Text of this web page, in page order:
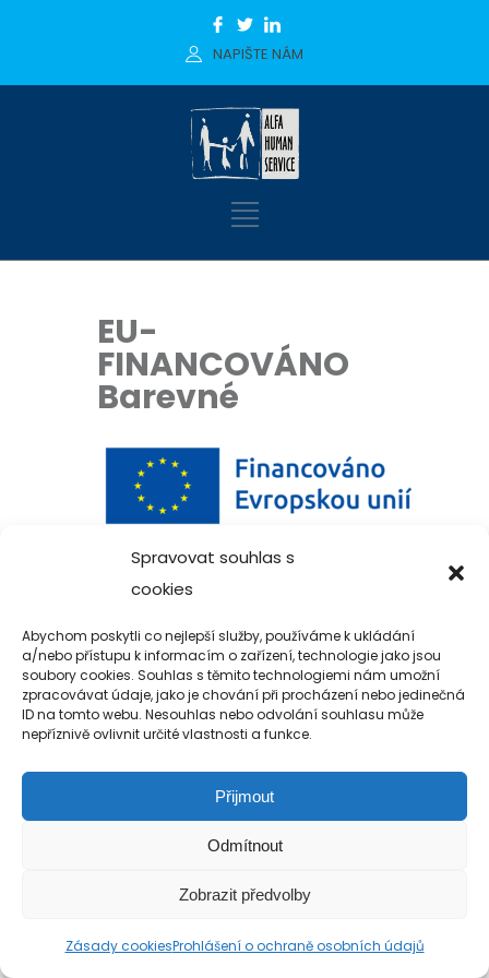
Spravovat souhlas s
cookies
Abychom poskytli co nejlepší služby, používáme k ukládání
a/nebo přístupu k informacím o zařízení, technologie jako jsou
soubory cookies. Souhlas s těmito technologiemi nám umožní
zpracovávat údaje, jako je chování při procházení nebo jedinečná
ID na tomto webu. Nesouhlas nebo odvolání souhlasu může
nepříznivě ovlivnit určité vlastnosti a funkce.
Přijmout
Odmítnout
Zobrazit předvolby
Zásady cookiesProhlášení o ochraně osobních údajů
NAPIŠTE NÁM
EU-
FINANCOVÁNO
Barevné
Copyright 2019-2026 Alfa Human Service
/ TM Servis - the technical motion s.r.o.